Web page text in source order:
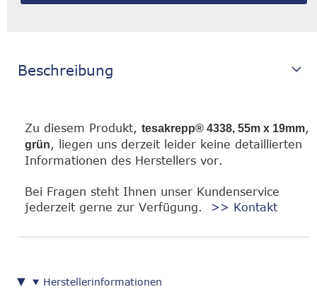
Beschreibung
Zu diesem Produkt, tesakrepp® 4338, 55m x 19mm,
grün, liegen uns derzeit leider keine detaillierten
Informationen des Herstellers vor.
Bei Fragen steht Ihnen unser Kundenservice
jederzeit gerne zur Verfügung.
>> Kontakt
Herstellerinformationen